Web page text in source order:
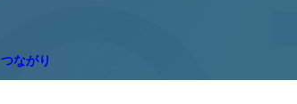
つながり